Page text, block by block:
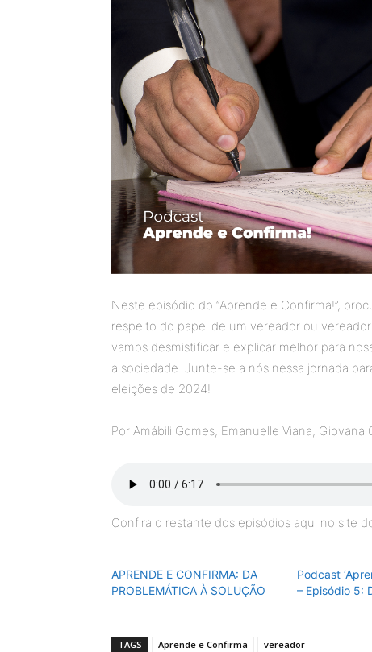
Neste episódio do “Aprende e Confirma!”,
respeito do papel de um vereador ou
vamos desmistificar e explicar melhor para
a sociedade. Junte-se a nós nessa jornada
eleições de 2024!
Por Amábili Gomes, Emanuelle Viana, Giovana
Confira o restante dos episódios aqui no site
APRENDE E CONFIRMA: DA
PROBLEMÁTICA À SOLUÇÃO
Podcast
– Episódio 5:
TAGS Aprende e Confirma vereador